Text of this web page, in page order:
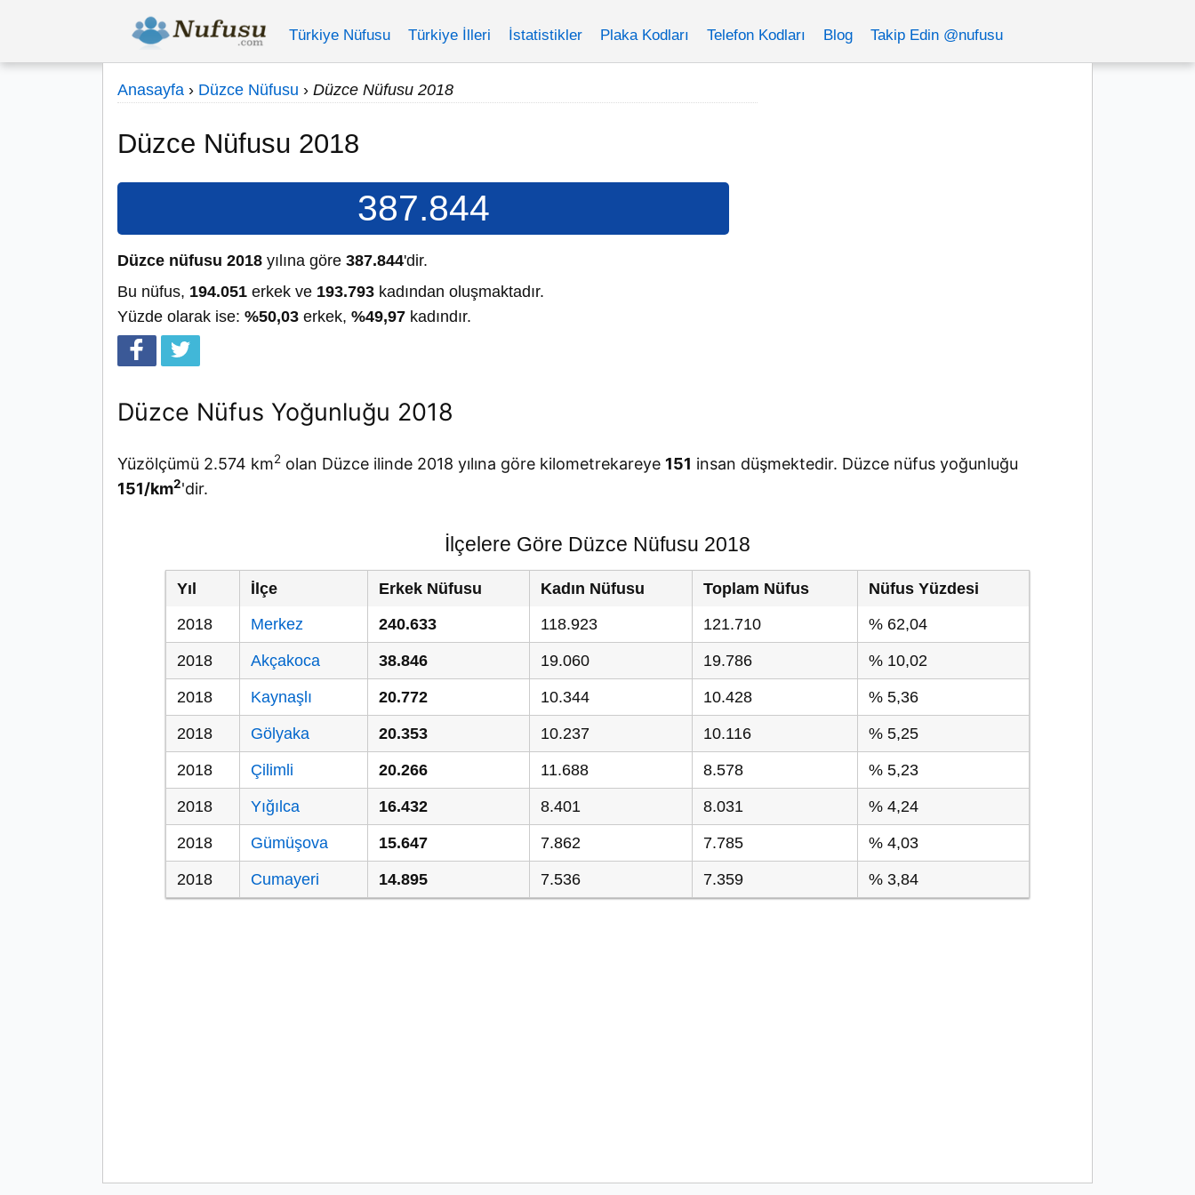
Türkiye Nüfusu Türkiye İlleri İstatistikler Plaka Kodları Telefon Kodları Blog Takip Edin @nufusu
Anasayfa › Düzce Nüfusu › Düzce Nüfusu 2018
Düzce Nüfusu 2018
387.844
Düzce nüfusu 2018 yılına göre 387.844'dir.
Bu nüfus, 194.051 erkek ve 193.793 kadından oluşmaktadır.
Yüzde olarak ise: %50,03 erkek, %49,97 kadındır.
Düzce Nüfus Yoğunluğu 2018
Yüzölçümü 2.574 km2 olan Düzce ilinde 2018 yılına göre kilometrekareye 151 insan düşmektedir. Düzce nüfus yoğunluğu
151/km2'dir.
İlçelere Göre Düzce Nüfusu 2018
Yıl İlçe Erkek Nüfusu Kadın Nüfusu Toplam Nüfus
Nüfus Yüzdesi
2018
Merkez 240.633 118.923 121.710 % 62,04
2018 Akçakoca 38.846 19.060 19.786 % 10,02
2018 Kaynaşlı 20.772 10.344 10.428 % 5,36
2018 Gölyaka 20.353 10.237 10.116 % 5,25
2018 Çilimli 20.266 11.688 8.578 % 5,23
2018 Yığılca 16.432 8.401 8.031 % 4,24
2018 Gümüşova 15.647 7.862 7.785 % 4,03
2018 Cumayeri 14.895 7.536 7.359 % 3,84